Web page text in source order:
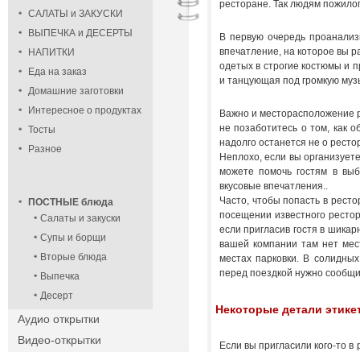
САЛАТЫ и ЗАКУСКИ
ВЫПЕЧКА и ДЕСЕРТЫ
НАПИТКИ
Еда на заказ
Домашние заготовки
Интересное о продуктах
Тосты
Разное
ПОСТНЫЕ блюда
Салаты и закуски
Супы и борщи
Вторые блюда
Выпечка
Десерт
Аудио открытки
Видео-открытки
ресторане. Так людям
В первую очередь
впечатление, на которое вы
одетых в строгие костюмы и
и танцующая под громкую
Важно и месторасположение
не позаботитесь о том, как
надолго останется не о
Неплохо, если вы
можете помочь гостям в
вкусовые впечатления..
Часто, чтобы попасть в
посещении известного
если пригласив гостя в
вашей компании там нет
местах парковки. В
перед поездкой нужно
Некоторые детали
Если вы пригласили кого-то